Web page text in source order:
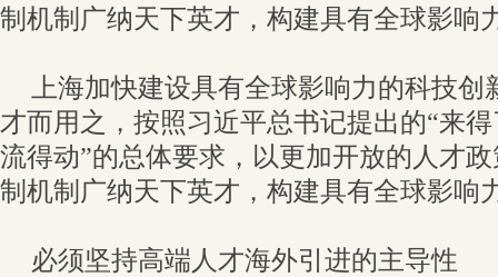
制机制广纳天下英才，构建具有全球影响
上海加快建设具有全球影响力的科技
才而用之，按照习近平总书记提出的“来
流得动”的总体要求，以更加开放的人才
制机制广纳天下英才，构建具有全球影响
必须坚持高端人才海外引进的主导性